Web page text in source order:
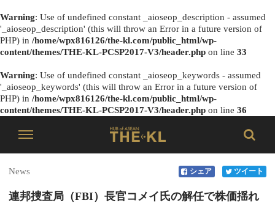
Warning: Use of undefined constant _aioseop_description - assumed
'_aioseop_description' (this will throw an Error in a future version of
PHP) in /home/wpx816126/the-kl.com/public_html/wp-
content/themes/THE-KL-PCSP2017-V3/header.php on line 33
Warning: Use of undefined constant _aioseop_keywords - assumed
'_aioseop_keywords' (this will throw an Error in a future version of
PHP) in /home/wpx816126/the-kl.com/public_html/wp-
content/themes/THE-KL-PCSP2017-V3/header.php on line 36
News シェア ツイート
連邦捜査局（FBI）長官コメイ氏の解任で株価揺れ